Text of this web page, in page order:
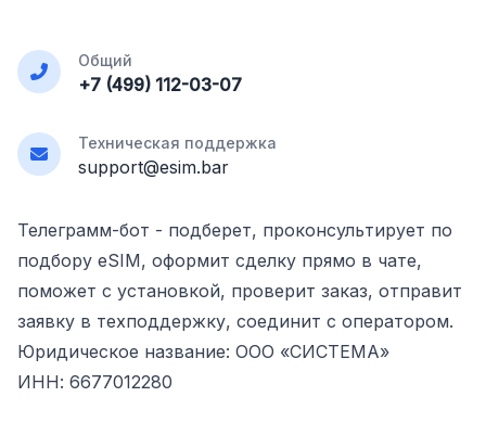
Общий
+7 (499) 112-03-07
Техническая поддержка
support@esim.bar
Телеграмм-бот - подберет, проконсультирует по
подбору eSIM, оформит сделку прямо в чате,
поможет с установкой, проверит заказ, отправит
заявку в техподдержку, соединит с оператором.
Юридическое название: ООО «СИСТЕМА»
ИНН: 6677012280